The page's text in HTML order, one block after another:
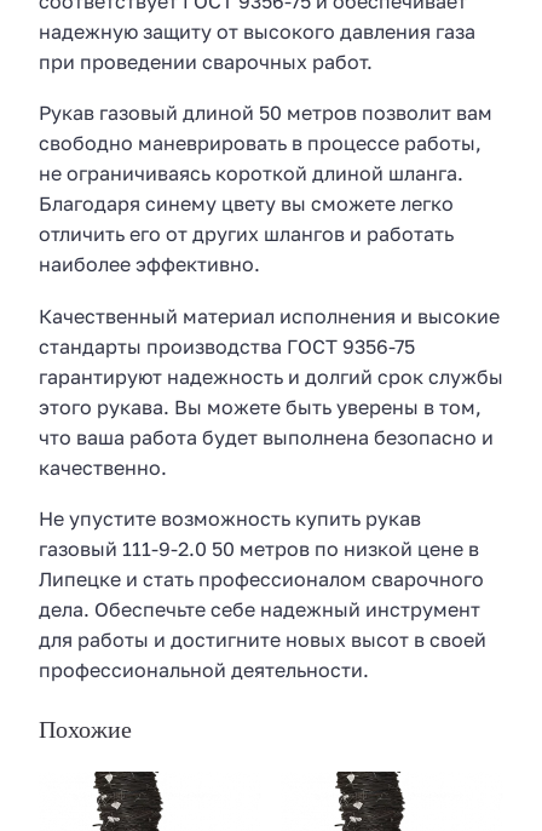
надежную защиту от высокого давления газа
при проведении сварочных работ.
Рукав газовый длиной 50 метров позволит вам
свободно маневрировать в процессе работы,
не ограничиваясь короткой длиной шланга.
Благодаря синему цвету вы сможете легко
отличить его от других шлангов и работать
наиболее эффективно.
Качественный материал исполнения и высокие
стандарты производства ГОСТ 9356-75
гарантируют надежность и долгий срок службы
этого рукава. Вы можете быть уверены в том,
что ваша работа будет выполнена безопасно и
качественно.
Не упустите возможность купить рукав
газовый 111-9-2.0 50 метров по низкой цене в
Липецке и стать профессионалом сварочного
дела. Обеспечьте себе надежный инструмент
для работы и достигните новых высот в своей
профессиональной деятельности.
Похожие